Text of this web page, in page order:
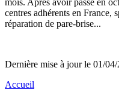
mois. Après avoir passé en
centres adhérents en France,
réparation de pare-brise...
Dernière mise à jour le 01/
Accueil